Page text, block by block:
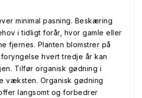
minimal pasning. Beskæring
i tidligt forår, hvor gamle eller
fjernes. Planten blomstrer på
hvert tredje år kan
Tilfør organisk gødning i
væksten. Organisk gødning
langsomt og forbedrer